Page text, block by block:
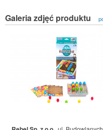
Galeria zdjęć produktu